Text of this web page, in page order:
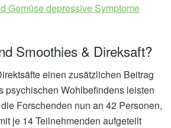
Gemüse depressive Symptome
Smoothies & Direksaft?
einen zusätzlichen Beitrag
psychischen Wohlbefindens leisten
Forschenden nun an 42 Personen,
je 14 Teilnehmenden aufgeteilt